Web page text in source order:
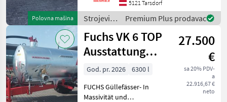
Polovna mašina
Beste Materialen und Beste
Komponenten der
führenden TOP Hersteller!)
Sei
5121 Tarsdorf
Strojevi
za
đubrenje,
gnojenje i
navodnjavanje
/ Fuchs
Premium Plus prodavac
Fuchs VK 6 TOP
Ausstattung
LAGERND
27.500
€
sa 20% PDV-
a
22.916,67 €
neto
God. pr. 2026
6300 l
FUCHS Güllefässer- In
Massivität und